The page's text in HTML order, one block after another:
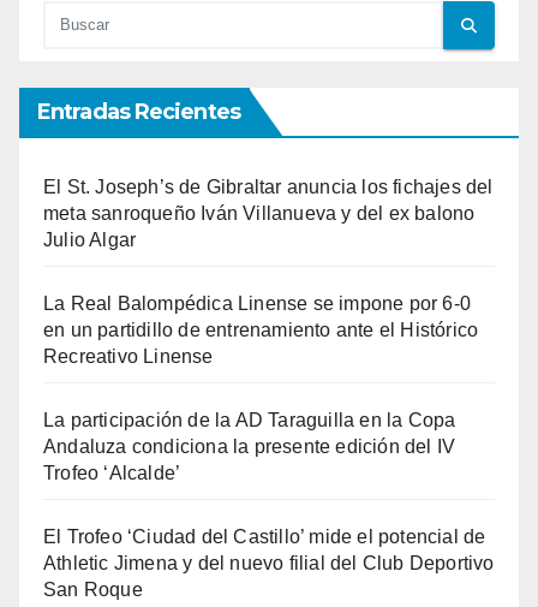
Entradas Recientes
El St. Joseph’s de Gibraltar anuncia los fichajes del
meta sanroqueño Iván Villanueva y del ex balono
Julio Algar
La Real Balompédica Linense se impone por 6-0
en un partidillo de entrenamiento ante el Histórico
Recreativo Linense
La participación de la AD Taraguilla en la Copa
Andaluza condiciona la presente edición del IV
Trofeo ‘Alcalde’
El Trofeo ‘Ciudad del Castillo’ mide el potencial de
Athletic Jimena y del nuevo filial del Club Deportivo
San Roque